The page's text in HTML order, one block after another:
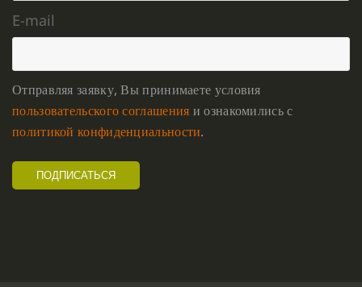
E-mail
Отправляя заявку, Вы принимаете условия
пользовательского соглашения и ознакомились с
политикой конфиденциальности.